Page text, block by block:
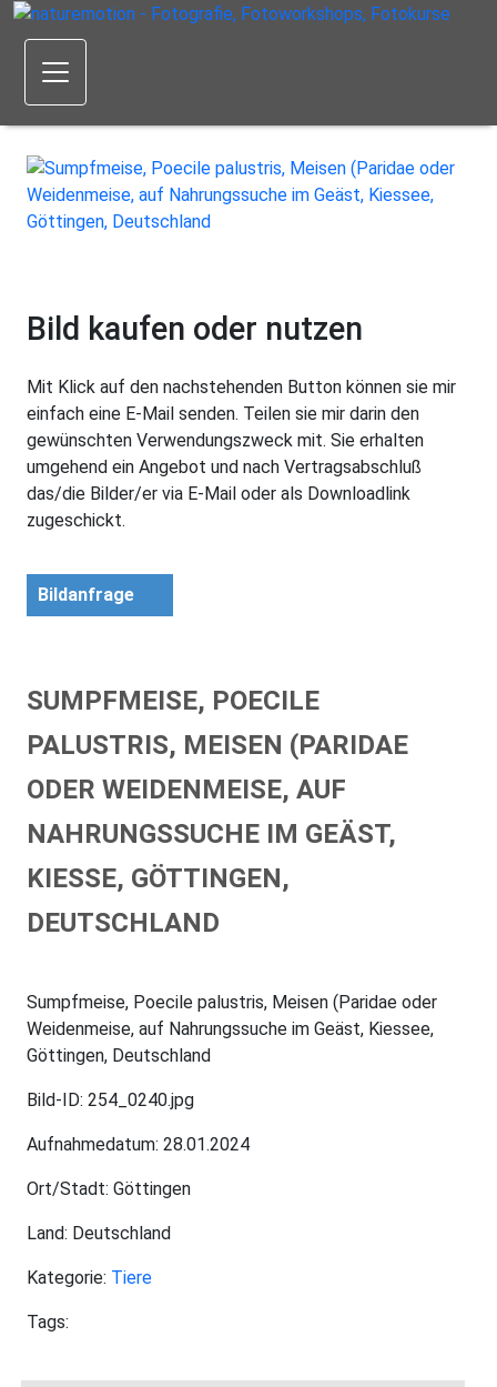
Bild kaufen oder nutzen
Mit Klick auf den nachstehenden Button können sie mir
einfach eine E-Mail senden. Teilen sie mir darin den
gewünschten Verwendungszweck mit. Sie erhalten
umgehend ein Angebot und nach Vertragsabschluß
das/die Bilder/er via E-Mail oder als Downloadlink
zugeschickt.
Bildanfrage
SUMPFMEISE, POECILE
PALUSTRIS, MEISEN (PARIDAE
ODER WEIDENMEISE, AUF
NAHRUNGSSUCHE IM GEÄST,
KIESSE, GÖTTINGEN,
DEUTSCHLAND
Sumpfmeise, Poecile palustris, Meisen (Paridae oder
Weidenmeise, auf Nahrungssuche im Geäst, Kiessee,
Göttingen, Deutschland
Bild-ID: 254_0240.jpg
Aufnahmedatum: 28.01.2024
Ort/Stadt: Göttingen
Land: Deutschland
Kategorie: Tiere
Tags: